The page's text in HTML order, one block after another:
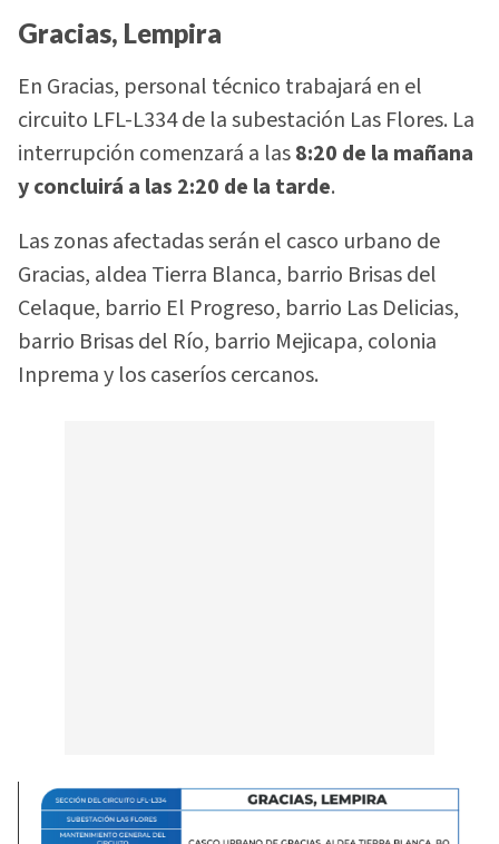
Gracias, Lempira
En Gracias, personal técnico trabajará en el
circuito LFL-L334 de la subestación Las Flores. La
interrupción comenzará a las8:20 de la mañana
y concluirá a las 2:20 de la tarde.
Las zonas afectadas serán el casco urbano de
Gracias, aldea Tierra Blanca, barrio Brisas del
Celaque, barrio El Progreso, barrio Las Delicias,
barrio Brisas del Río, barrio Mejicapa, colonia
Inprema y los caseríos cercanos.